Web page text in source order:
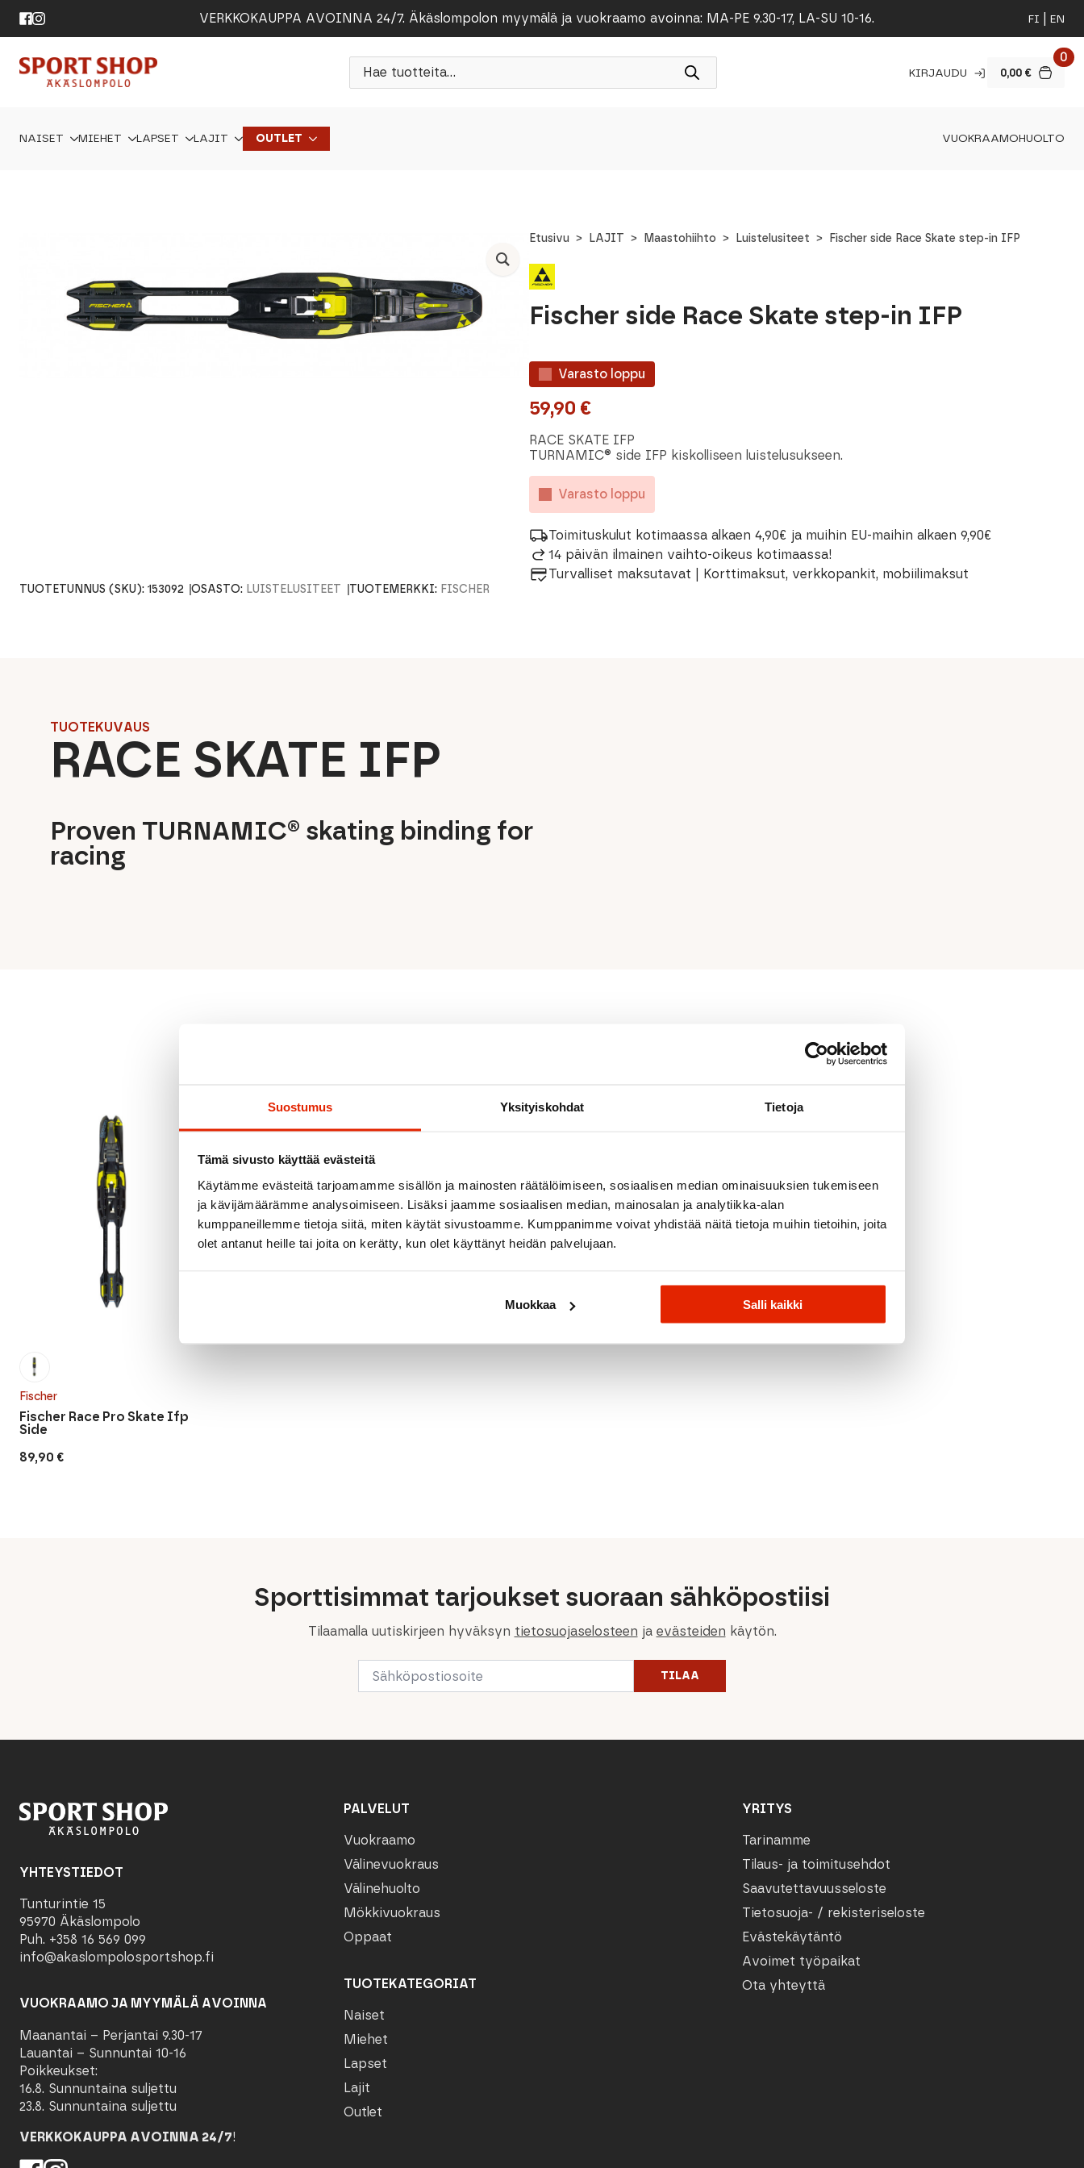
Suostumus Yksityiskohdat Tietoja
Tämä sivusto käyttää evästeitä
Käytämme evästeitä tarjoamamme sisällön ja mainosten räätälöimiseen, sosiaalisen median ominaisuuksien tukemiseen
ja kävijämäärämme analysoimiseen. Lisäksi jaamme sosiaalisen median, mainosalan ja analytiikka-alan
kumppaneillemme tietoja siitä, miten käytät sivustoamme. Kumppanimme voivat yhdistää näitä tietoja muihin tietoihin, joita
olet antanut heille tai joita on kerätty, kun olet käyttänyt heidän palvelujaan.
Muokkaa Salli kaikki
VERKKOKAUPPA AVOINNA 24/7. Äkäslompolon myymälä ja vuokraamo avoinna: MA-PE 9.30-17, LA-SU 10-16. FI EN
Products
search
KIRJAUDU 0,00 €
0
NAISET MIEHET LAPSET LAJIT OUTLET VUOKRAAMOHUOLTO
Etusivu LAJIT Maastohiihto Luistelusiteet Fischer side Race Skate step-in IFP
Fischer side Race Skate step-in IFP
Varasto loppu
59,90 €
RACE SKATE IFP
TURNAMIC® side IFP kiskolliseen luistelusukseen.
Varasto loppu
Toimituskulut kotimaassa alkaen 4,90€ ja muihin EU-maihin alkaen 9,90€
14 päivän ilmainen vaihto-oikeus kotimaassa!
Turvalliset maksutavat | Korttimaksut, verkkopankit, mobiilimaksut
TUOTETUNNUS (SKU): 153092 OSASTO: LUISTELUSITEET TUOTEMERKKI: FISCHER
TUOTEKUVAUS
RACE SKATE IFP
Proven TURNAMIC® skating binding for
racing
Fischer
89,90 €
Fischer Race Pro Skate Ifp
Side
Sporttisimmat tarjoukset suoraan sähköpostiisi
Tilaamalla uutiskirjeen hyväksyn tietosuojaselosteen ja evästeiden käytön.
Email
TILAA
YHTEYSTIEDOT
Tunturintie 15
95970 Äkäslompolo
Puh. +358 16 569 099
info@akaslompolosportshop.fi
VUOKRAAMO JA MYYMÄLÄ AVOINNA
Maanantai – Perjantai 9.30-17
Lauantai – Sunnuntai 10-16
Poikkeukset:
16.8. Sunnuntaina suljettu
23.8. Sunnuntaina suljettu
VERKKOKAUPPA AVOINNA 24/7!
PALVELUT
Vuokraamo
Välinevuokraus
Välinehuolto
Mökkivuokraus
Oppaat
TUOTEKATEGORIAT
Naiset
Miehet
Lapset
Lajit
Outlet
YRITYS
Tarinamme
Tilaus- ja toimitusehdot
Saavutettavuusseloste
Tietosuoja- / rekisteriseloste
Evästekäytäntö
Avoimet työpaikat
Ota yhteyttä